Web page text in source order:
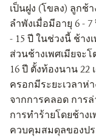
เป็นฝูง (โขลง) ลูกช้
ลำพังเมื่อมีอายุ 6 -
- 15 ปี ในช่วงนี้ ช้า
ส่วนช้างเพศเมียจะ
16 ปี ตั้งท้องนาน 22
ครอกมีระยะเวลาห่
จากการคลอด การ
การทำร้ายโดยช้าง
ควบคุมสมดุลของปร